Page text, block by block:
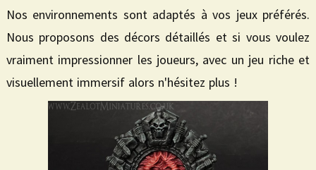
Nos environnements sont adaptés à vos jeux préférés.
Nous proposons des décors détaillés et si vous voulez
vraiment impressionner les joueurs, avec un jeu riche et
visuellement immersif alors n'hésitez plus !